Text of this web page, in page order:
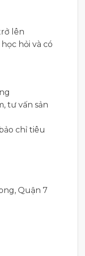
lên
hỏi và có
tư vấn sản
chỉ tiêu
Quận 7